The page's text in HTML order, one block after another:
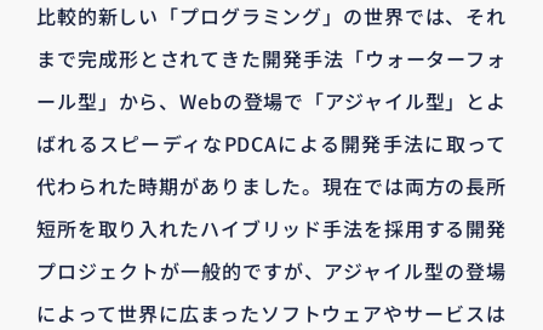
比較的新しい「プログラミング」の世界では、それ
まで完成形とされてきた開発手法「ウォーターフォ
ール型」から、Webの登場で「アジャイル型」とよ
ばれるスピーディなPDCAによる開発手法に取って
代わられた時期がありました。現在では両方の長所
短所を取り入れたハイブリッド手法を採用する開発
プロジェクトが一般的ですが、アジャイル型の登場
によって世界に広まったソフトウェアやサービスは